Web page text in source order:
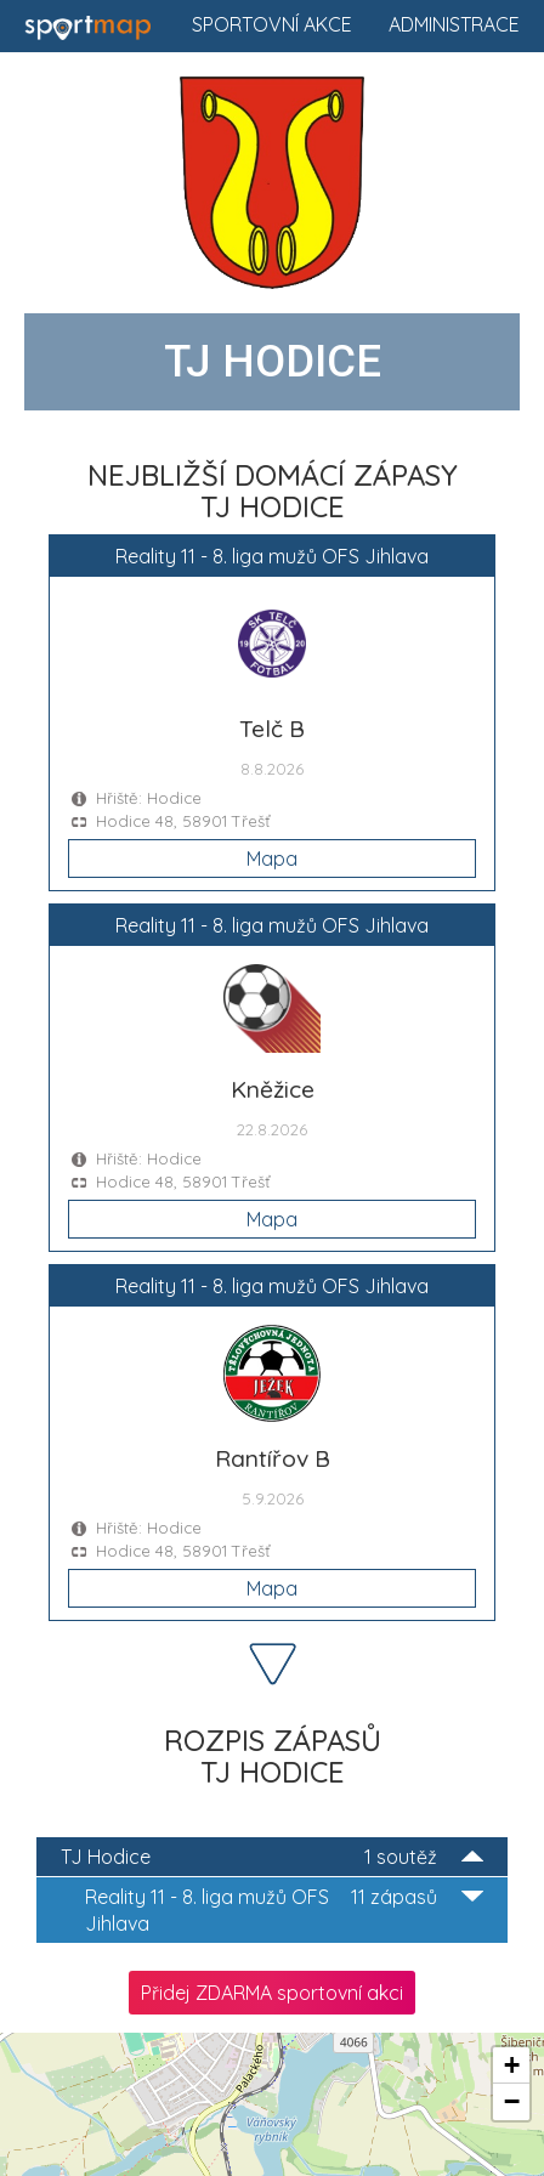
ADMINISTRACE
SPORTOVNÍ AKCE
TJ HODICE
NEJBLIŽŠÍ DOMÁCÍ ZÁPASY
TJ HODICE
Reality 11 - 8. liga mužů OFS Jihlava
Telč B
8.8.2026
Hřiště: Hodice
Hodice 48, 58901 Třešť
Mapa
Reality 11 - 8. liga mužů OFS Jihlava
Kněžice
22.8.2026
Hřiště: Hodice
Hodice 48, 58901 Třešť
Mapa
Reality 11 - 8. liga mužů OFS Jihlava
Rantířov B
5.9.2026
Hřiště: Hodice
Hodice 48, 58901 Třešť
Mapa
ROZPIS ZÁPASŮ
TJ HODICE
1 soutěž
TJ Hodice
11 zápasů
Reality 11 - 8. liga mužů OFS
Jihlava
Přidej ZDARMA sportovní akci
+
−